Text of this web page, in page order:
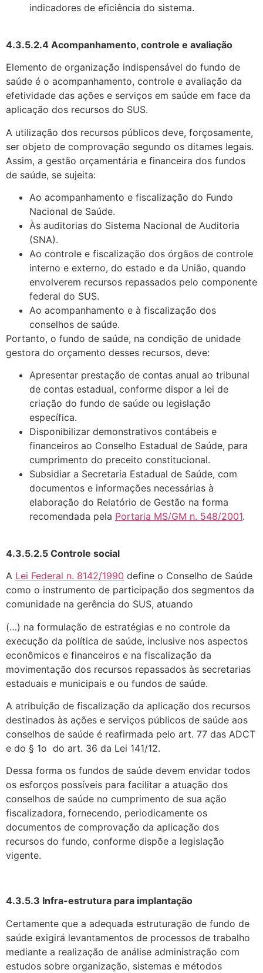
indicadores de eficiência do sistema.
4.3.5.2.4 Acompanhamento, controle e avaliação
Elemento de organização indispensável do fundo de
saúde é o acompanhamento, controle e avaliação da
efetividade das ações e serviços em saúde em face da
aplicação dos recursos do SUS.
A utilização dos recursos públicos deve, forçosamente,
ser objeto de comprovação segundo os ditames legais.
Assim, a gestão orçamentária e financeira dos fundos
de saúde, se sujeita:
Ao acompanhamento e fiscalização do Fundo
Nacional de Saúde.
Às auditorias do Sistema Nacional de Auditoria
(SNA).
Ao controle e fiscalização dos órgãos de controle
interno e externo, do estado e da União, quando
envolverem recursos repassados pelo componente
federal do SUS.
Ao acompanhamento e à fiscalização dos
conselhos de saúde.
Portanto, o fundo de saúde, na condição de unidade
gestora do orçamento desses recursos, deve:
Apresentar prestação de contas anual ao tribunal
de contas estadual, conforme dispor a lei de
criação do fundo de saúde ou legislação
específica.
Disponibilizar demonstrativos contábeis e
financeiros ao Conselho Estadual de Saúde, para
cumprimento do preceito constitucional.
Subsidiar a Secretaria Estadual de Saúde, com
documentos e informações necessárias à
elaboração do Relatório de Gestão na forma
recomendada pela Portaria MS/GM n. 548/2001.
4.3.5.2.5 Controle social
A Lei Federal n. 8142/1990 define o Conselho de Saúde
como o instrumento de participação dos segmentos da
comunidade na gerência do SUS, atuando
(…) na formulação de estratégias e no controle da
execução da política de saúde, in­clusive nos aspectos
econômicos e financeiros e na fiscalização da
movimentação dos recursos repassados às secretarias
estaduais e municipais e ou fundos de saúde.
A atribuição de fiscalização da aplicação dos recursos
destinados às ações e servi­ços públicos de saúde aos
conselhos de saúde é reafirmada pelo art. 77 das ADCT
e do § 1o do art. 36 da Lei 141/12.
Dessa forma os fundos de saúde devem envidar todos
os esforços possíveis para facilitar a atuação dos
conselhos de saúde no cumprimento de sua ação
fiscalizadora, fornecendo, periodicamente os
documentos de comprovação da aplicação dos
recursos do fundo, conforme dispõe a legislação
vigente.
4.3.5.3 Infra-estrutura para implantação
Certamente que a adequada estruturação de fundo de
saúde exigirá levantamentos de processos de trabalho
mediante a realização de análise administração com
estudos sobre organização, sistemas e métodos